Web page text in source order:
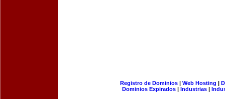
Registro de Dominios| Web Hosting |
Dominios Expirados | Industrias |